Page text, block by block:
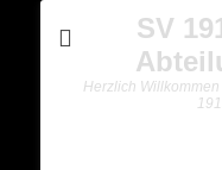
SV
Herzlich